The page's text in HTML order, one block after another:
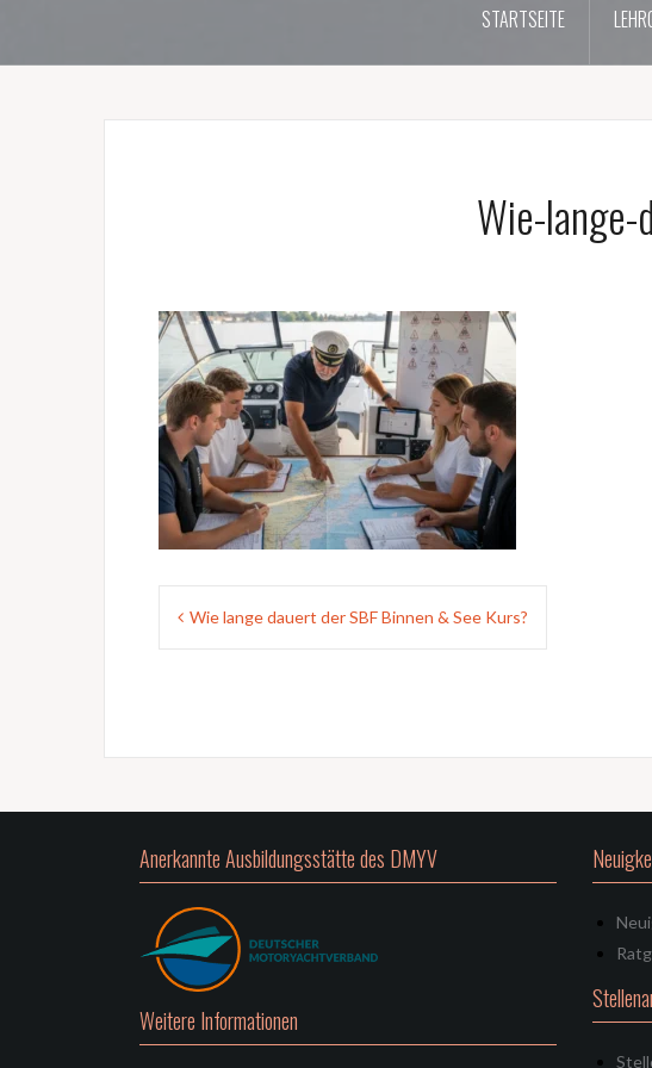
STARTSEITE
Wie-
Beitragsnavigation
Wie lange dauert der SBF Binnen & See Kurs?
Anerkannte Ausbildungsstätte des DMYV
Weitere Informationen